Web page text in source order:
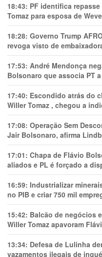
18:43: PF identifica
Tomaz para esposa de
18:28: Governo Trump
revoga visto de
17:53: André Mendonça
Bolsonaro que associa PT
17:40: Escondido atrás do
Willer Tomaz , chegou a
17:08: Operação Sem
Jair Bolsonaro, afirma
17:01: Chapa de Flávio
aliados e PL é forçado a
16:59: Industrializar
no PIB e criar 750 mil
15:42: Balcão de negócios
Willer Tomaz apavoram
13:34: Defesa de Lulinha
vazamentos ilegais de